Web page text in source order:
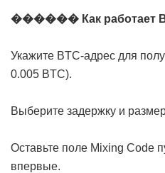
������ Как работает
Укажите BTC-адрес для
0.005 BTC).
Выберите задержку и
Оставьте поле Mixing Code
впервые.